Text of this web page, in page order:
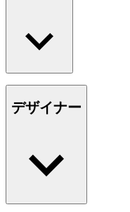
デザイナー